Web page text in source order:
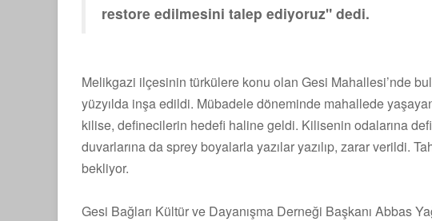
restore edilmesini talep ediyoruz" dedi.
Melikgazi ilçesinin türkülere konu olan Gesi Mahallesi’nde
yüzyılda inşa edildi. Mübadele döneminde mahallede
kilise, definecilerin hedefi haline geldi. Kilisenin odalarına
duvarlarına da sprey boyalarla yazılar yazılıp, zarar verildi.
bekliyor.
Gesi Bağları Kültür ve Dayanışma Derneği Başkanı Abbas